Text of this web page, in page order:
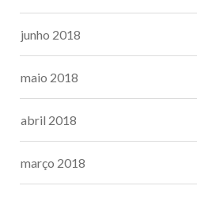
junho 2018
maio 2018
abril 2018
março 2018